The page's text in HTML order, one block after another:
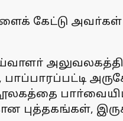
கேட்டு அவா்கள்
பாப்பாரப்பட்டி
புத்தகங்கள்,